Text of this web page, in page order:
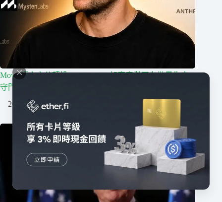
Move 語言之父轉投 Anthropic，加密產業正在批量失去
守門人
2026/08/07